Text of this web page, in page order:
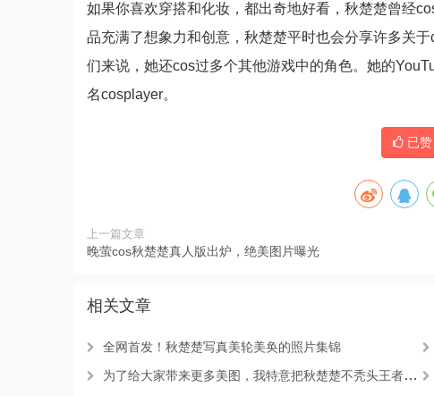
如果你喜欢穿搭和化妆，都出奇地好看，秋楚楚曾经
品充满了想象力和创意，秋楚楚平时也会分享许多关
们来说，她还cos过多个其他游戏中的角色。她的
名cosplayer。
已
上一篇文章
晚萤cos秋楚楚真人版出炉，绝美图片曝光
相关文章
全网首发！秋楚楚写真美轮美奂的照片集锦
为了给大家带来更多美图，我特意把秋楚楚不秃头王者荣耀cos照片做成了原图